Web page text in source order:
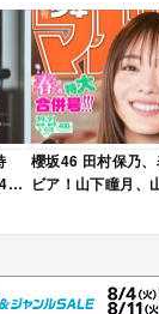
櫻坂46 田村保乃
ビア！山下瞳月、
合併号」本日4/28